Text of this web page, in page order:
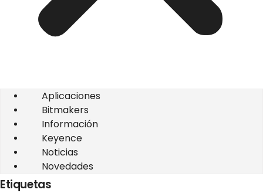
Aplicaciones
Bitmakers
Información
Keyence
Noticias
Novedades
Etiquetas